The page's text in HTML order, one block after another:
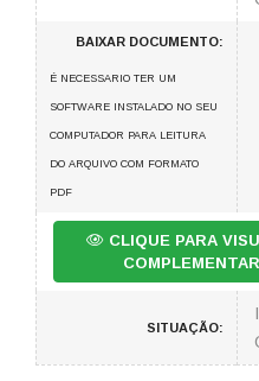
BAIXAR DOCUMENTO:
É NECESSARIO TER UM
SOFTWARE INSTALADO NO SEU
COMPUTADOR PARA LEITURA
DO ARQUIVO COM FORMATO
PDF
CLIQUE PARA
SITUAÇÃO: